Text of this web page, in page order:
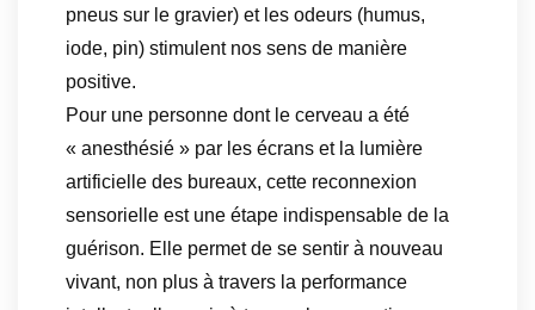
pneus sur le gravier) et les odeurs (humus,
iode, pin) stimulent nos sens de manière
positive.
Pour une personne dont le cerveau a été
« anesthésié » par les écrans et la lumière
artificielle des bureaux, cette reconnexion
sensorielle est une étape indispensable de la
guérison. Elle permet de se sentir à nouveau
vivant, non plus à travers la performance